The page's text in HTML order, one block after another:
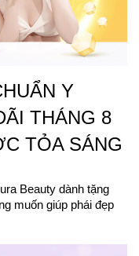
Y
THÁNG 8
TỎA SÁNG
Beauty dành tặng
muốn giúp phái đẹp